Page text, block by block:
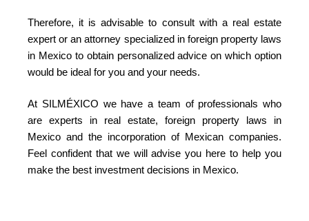
Therefore, it is advisable to consult with a real estate
expert or an attorney specialized in foreign property laws
in Mexico to obtain personalized advice on which option
would be ideal for you and your needs.
At SILMÉXICO we have a team of professionals who
are experts in real estate, foreign property laws in
Mexico and the incorporation of Mexican companies.
Feel confident that we will advise you here to help you
make the best investment decisions in Mexico.